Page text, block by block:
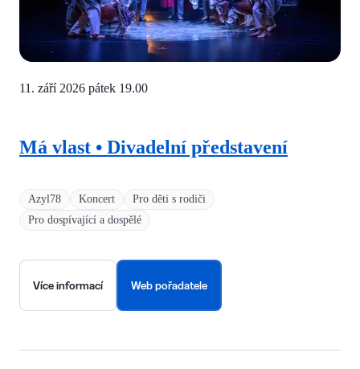
Azyl78 Koncert
Pro děti s rodiči
Pro dospívající a dospělé
Má vlast • Divadelní představení
11. září 2026 pátek 19.00
Více informací Web pořadatele